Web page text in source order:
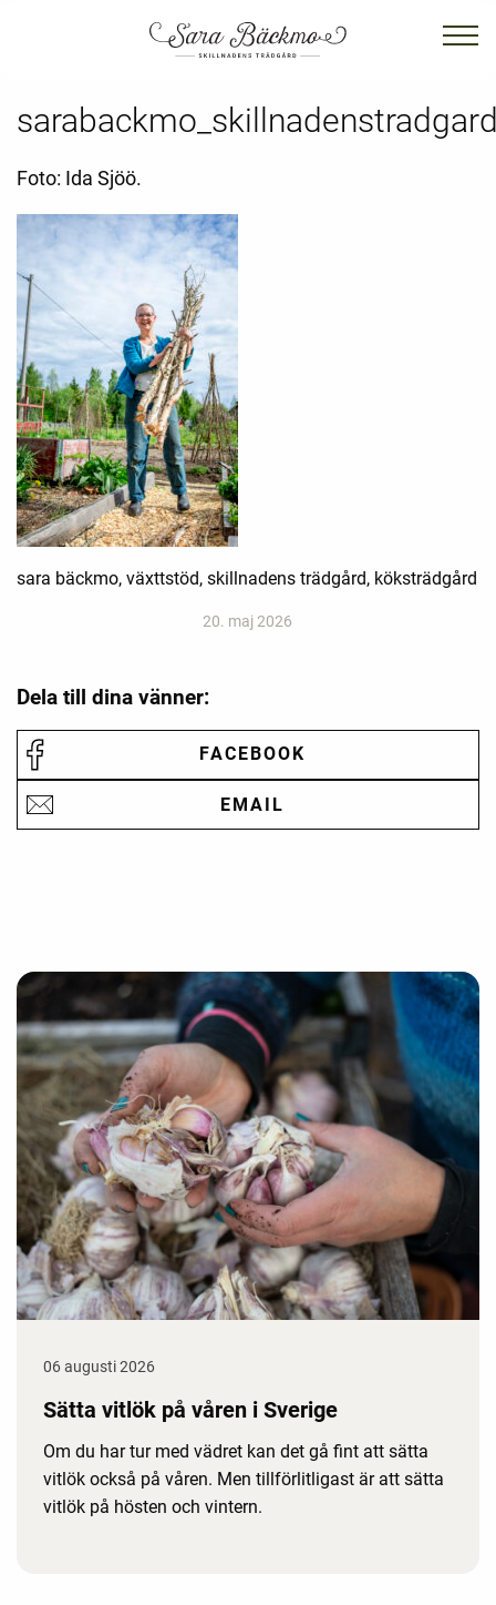
Foto: Ida Sjöö.
sara bäckmo, växttstöd, skillnadens trädgård, köksträdgård
20. maj 2026
Dela till dina vänner:
FACEBOOK
EMAIL
06 augusti 2026
Sätta vitlök på våren i Sverige
Om du har tur med vädret kan det gå fint att sätta
vitlök också på våren. Men tillförlitligast är att sätta
vitlök på hösten och vintern.